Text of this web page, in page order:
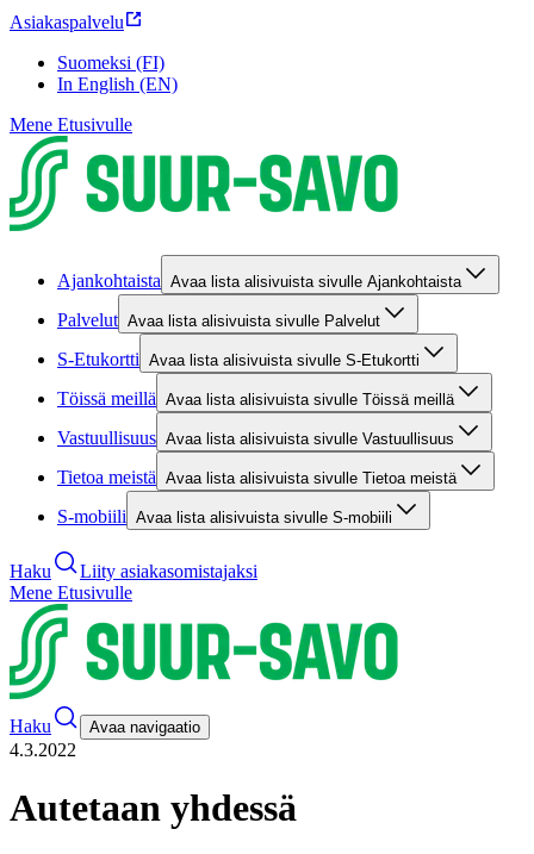
Asiakaspalvelu
Suomeksi (FI)
In English (EN)
Mene Etusivulle
Ajankohtaista Avaa lista alisivuista sivulle Ajankohtaista
Palvelut Avaa lista alisivuista sivulle Palvelut
S-Etukortti Avaa lista alisivuista sivulle S-Etukortti
Töissä meillä Avaa lista alisivuista sivulle Töissä meillä
Vastuullisuus Avaa lista alisivuista sivulle Vastuullisuus
Tietoa meistä Avaa lista alisivuista sivulle Tietoa meistä
S-mobiili Avaa lista alisivuista sivulle S-mobiili
Haku
Liity asiakasomistajaksi
Mene Etusivulle
Haku Avaa navigaatio
4.3.2022
Autetaan yhdessä